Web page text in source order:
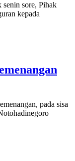
sore, Pihak
kepada
pada sisa